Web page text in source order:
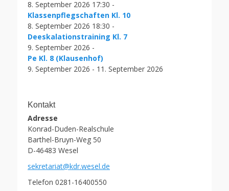
8. September 2026 17:30 -
Klassenpflegschaften Kl. 10
8. September 2026 18:30 -
Deeskalationstraining Kl. 7
9. September 2026 -
Pe Kl. 8 (Klausenhof)
9. September 2026 - 11. September 2026
Kontakt
Adresse
Konrad-Duden-Realschule
Barthel-Bruyn-Weg 50
D-46483 Wesel
sekretariat@kdr.wesel.de
Telefon 0281-16400550